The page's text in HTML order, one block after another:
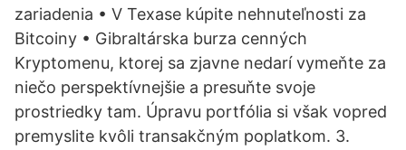
zariadenia • V Texase kúpite nehnuteľnosti za
Bitcoiny • Gibraltárska burza cenných
Kryptomenu, ktorej sa zjavne nedarí vymeňte za
niečo perspektívnejšie a presuňte svoje
prostriedky tam. Úpravu portfólia si však vopred
premyslite kvôli transakčným poplatkom. 3.